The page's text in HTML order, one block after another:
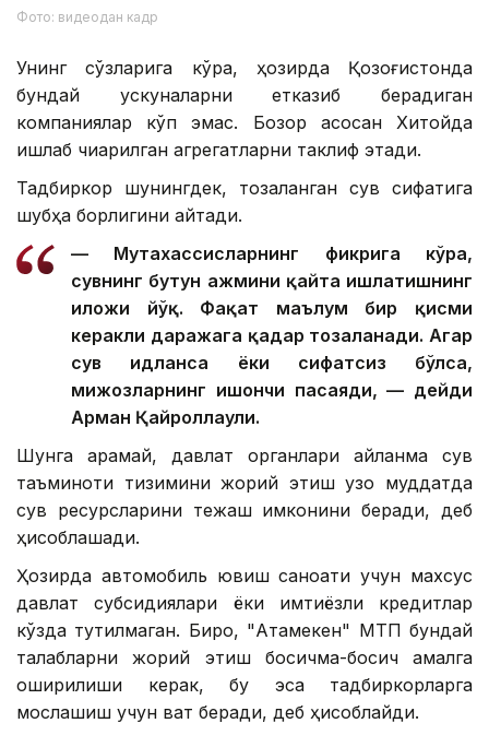
Фото: видеодан кадр
Унинг сўзларига кўра, ҳозирда Қозоғистонда
бундай ускуналарни етказиб берадиган
компаниялар кўп эмас. Бозор асосан Хитойда
ишлаб чиқарилган агрегатларни таклиф этади.
Тадбиркор шунингдек, тозаланган сув сифатига
шубҳа борлигини айтади.
— Мутахассисларнинг фикрига кўра,
сувнинг бутун ҳажмини қайта ишлатишнинг
иложи йўқ. Фақат маълум бир қисми
керакли даражага қадар тозаланади. Агар
сув ҳидланса ёки сифатсиз бўлса,
мижозларнинг ишончи пасаяди, — дейди
Арман Қайроллаули.
Шунга қарамай, давлат органлари айланма сув
таъминоти тизимини жорий этиш узоқ муддатда
сув ресурсларини тежаш имконини беради, деб
ҳисоблашади.
Ҳозирда автомобиль ювиш саноати учун махсус
давлат субсидиялари ёки имтиёзли кредитлар
кўзда тутилмаган. Бироқ, "Атамекен" МТП бундай
талабларни жорий этиш босқичма-босқич амалга
оширилиши керак, бу эса тадбиркорларга
мослашиш учун вақт беради, деб ҳисоблайди.